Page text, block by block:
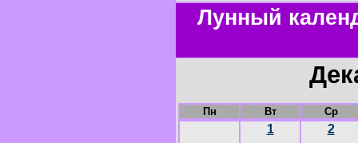
Лунный
Пн Вт Ср
1 2